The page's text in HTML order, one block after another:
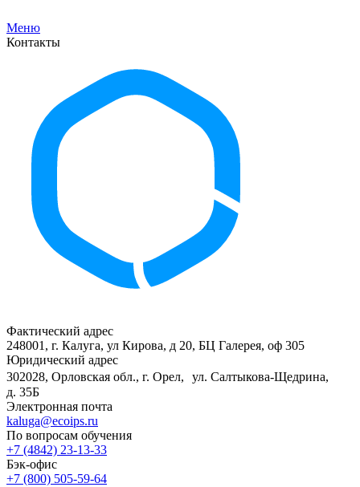
Меню
Контакты
Фактический адрес
248001, г. Калуга, ул Кирова, д 20, БЦ Галерея, оф 305
Юридический адрес
302028, Орловская обл., г. Орел, ул. Салтыкова-Щедрина,
д. 35Б
Электронная почта
kaluga@ecoips.ru
По вопросам обучения
+7 (4842) 23-13-33
Бэк-офис
+7 (800) 505-59-64